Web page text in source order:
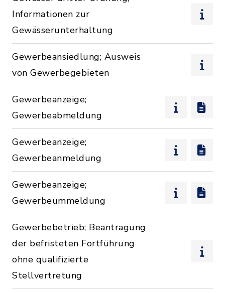
Informationen zur
Gewässerunterhaltung
Gewerbeansiedlung; Ausweis
von Gewerbegebieten
Gewerbeanzeige;
Gewerbeabmeldung
Gewerbeanzeige;
Gewerbeanmeldung
Gewerbeanzeige;
Gewerbeummeldung
Gewerbebetrieb; Beantragung
der befristeten Fortführung
ohne qualifizierte
Stellvertretung